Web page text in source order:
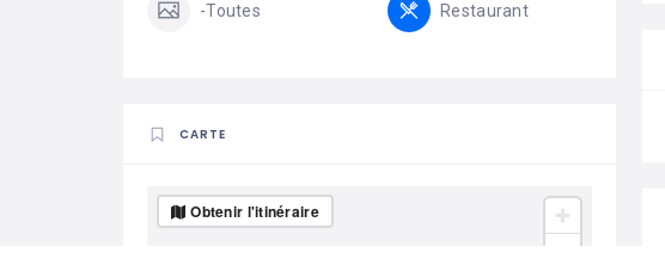
-Toutes Restaurant
CARTE
Obtenir l'itinéraire